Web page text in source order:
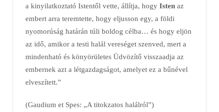
a kinyilatkoztató Istentől vette, állítja, hogy Istenaz
embert arra teremtette, hogy eljusson egy, a földi
nyomorúság határán túli boldog célba… és hogy eljön
az idő, amikor a testi halál vereséget szenved, mert a
mindenható és könyörületes Üdvözítő visszaadja az
embernek azt a létgazdagságot, amelyet ez a bűnével
elveszített.”
(Gaudium et Spes: „A titokzatos halálról”)